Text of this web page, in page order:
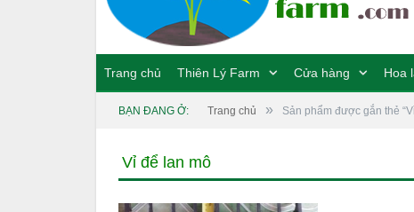
Trang chủ Thiên Lý Farm Cửa hàng Hoa
BẠN ĐANG Ở: Trang chủ » Sản phẩm được gắn thẻ
Vỉ để lan mô